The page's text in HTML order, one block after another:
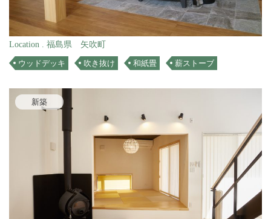
Location . 福島県 矢吹町
ウッドデッキ 吹き抜け 和紙畳 薪ストーブ
新築